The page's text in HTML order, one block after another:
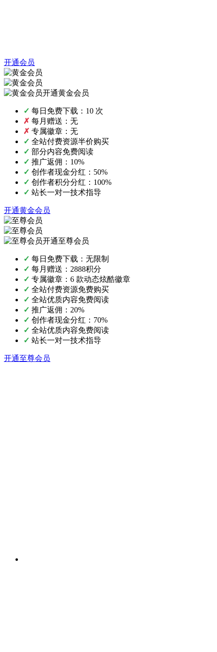
开通会员
开通黄金会员
✓ 每日免费下载：10 次
✗ 每月赠送：无
✗ 专属徽章：无
✓ 全站付费资源半价购买
✓ 部分内容免费阅读
✓ 推广返佣：10%
✓ 创作者现金分红：50%
✓ 创作者积分分红：100%
✓ 站长一对一技术指导
开通黄金会员
开通至尊会员
✓ 每日免费下载：无限制
✓ 每月赠送：2888积分
✓ 专属徽章：6 款动态炫酷徽章
✓ 全站付费资源免费购买
✓ 全站优质内容免费阅读
✓ 推广返佣：20%
✓ 创作者现金分红：70%
✓ 全站优质内容免费阅读
✓ 站长一对一技术指导
开通至尊会员